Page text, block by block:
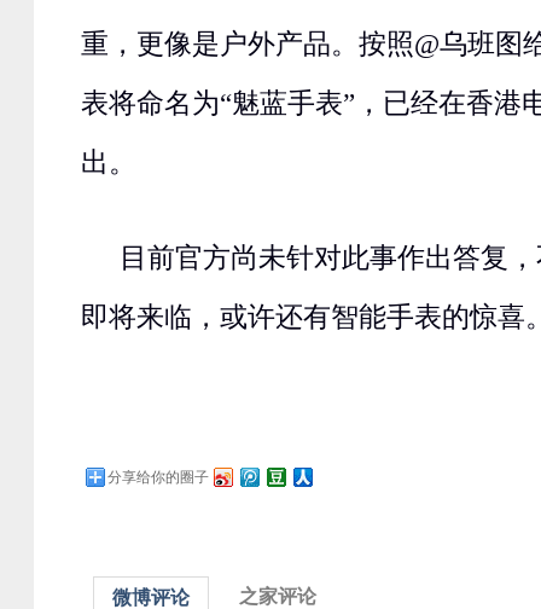
重，更像是户外产品。按照@乌班图
表将命名为“魅蓝手表”，已经在香港
出。
目前官方尚未针对此事作出答复
即将来临，或许还有智能手表的惊喜
分享给你的圈子
微博评论 之家评论